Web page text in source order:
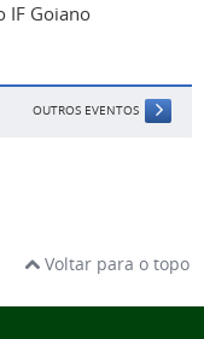
IF Goiano
OUTROS EVENTOS
Voltar para o topo